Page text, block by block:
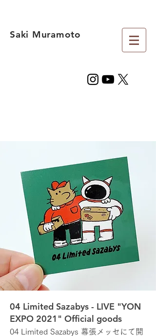
Saki Muramoto
04 Limited Sazabys - LIVE "YON
EXPO 2021" Official goods
04 Limited Sazabys 幕張メッセにて開